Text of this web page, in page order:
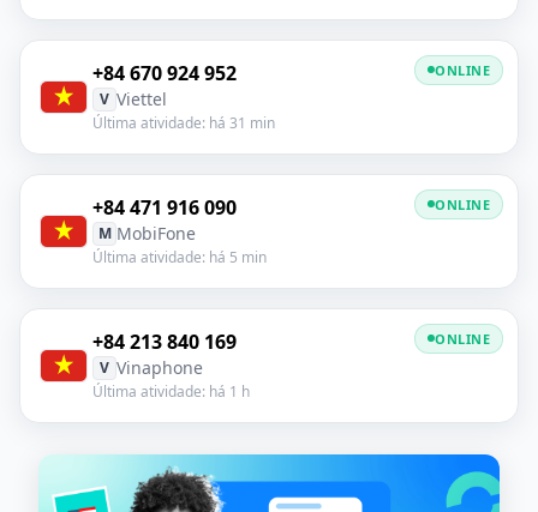
+84 670 924 952
V Viettel
Última atividade: há 31 min
ONLINE
+84 471 916 090
M MobiFone
Última atividade: há 5 min
ONLINE
+84 213 840 169
V Vinaphone
Última atividade: há 1 h
ONLINE